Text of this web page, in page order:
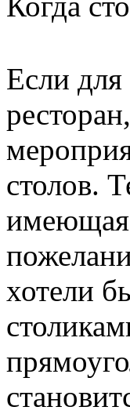
Если для
столов.
хотели